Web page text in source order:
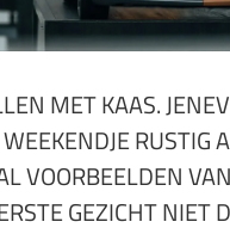
MET KAAS.
RUSTIG
VOORBEELDEN
GEZICHT NIET